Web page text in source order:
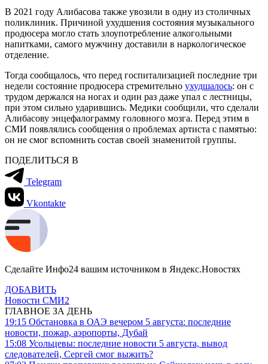
В 2021 году Алибасова также увозили в одну из столичных
поликлиник. Причиной ухудшения состояния музыкального
продюсера могло стать злоупотребление алкогольными
напитками, самого мужчину доставили в наркологическое
отделение.
Тогда сообщалось, что перед госпитализацией последние три
недели состояние продюсера стремительно ухудшалось: он с
трудом держался на ногах и один раз даже упал с лестницы,
при этом сильно ударившись. Медики сообщили, что сделали
Алибасову энцефалограмму головного мозга. Перед этим в
СМИ появлялись сообщения о проблемах артиста с памятью:
он не смог вспомнить состав своей знаменитой группы.
ПОДЕЛИТЬСЯ В
Telegram
Vkontakte
Сделайте Инфо24 вашим источником в Яндекс.Новостях
ДОБАВИТЬ
Новости СМИ2
ГЛАВНОЕ ЗА ДЕНЬ
19:15 Обстановка в ОАЭ вечером 5 августа: последние
новости, пожар, аэропорты, Дубай
15:08 Усольцевы: последние новости 5 августа, вывод
следователей, Сергей смог выжить?